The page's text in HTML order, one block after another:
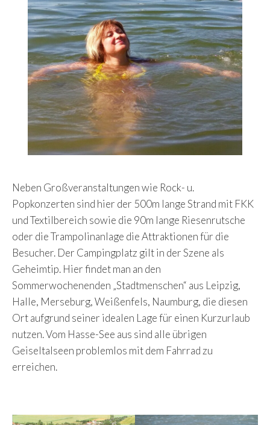
Neben Großveranstaltungen wie Rock- u.
Popkonzerten sind hier der 500m lange Strand mit FKK
und Textilbereich sowie die 90m lange Riesenrutsche
oder die Trampolinanlage die Attraktionen für die
Besucher. Der Campingplatz gilt in der Szene als
Geheimtip. Hier findet man an den
Sommerwochenenden „Stadtmenschen“ aus Leipzig,
Halle, Merseburg, Weißenfels, Naumburg, die diesen
Ort aufgrund seiner idealen Lage für einen Kurzurlaub
nutzen. Vom Hasse-See aus sind alle übrigen
Geiseltalseen problemlos mit dem Fahrrad zu
erreichen.